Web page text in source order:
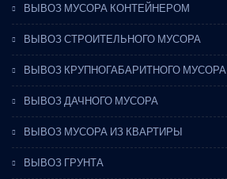
ВЫВОЗ МУСОРА КОНТЕЙНЕРОМ
ВЫВОЗ СТРОИТЕЛЬНОГО МУСОРА
ВЫВОЗ КРУПНОГАБАРИТНОГО МУСОРА
ВЫВОЗ ДАЧНОГО МУСОРА
ВЫВОЗ МУСОРА ИЗ КВАРТИРЫ
ВЫВОЗ ГРУНТА